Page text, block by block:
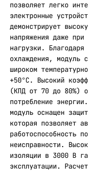
позволяет легко
электронные
демонстрирует
напряжения даже при
нагрузки. Благодаря
охлаждения, модуль
широком
+50°C. Высокий
(КПД от 70 до 80%)
потребление
модуль оснащен
которая позволяет
работоспособность
неисправности.
изоляции в 3000 В
эксплуатации.